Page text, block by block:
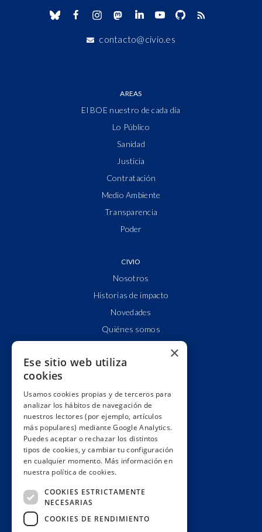
contacto@civio.es
AREAS
El BOE nuestro de cada día
Lo Público
Sanidad
Justicia
Contratación
Medio Ambiente
Transparencia
Poder
CIVIO
Nosotros
Historias de impacto
Novedades
Quiénes somos
Alianzas y redes
Impacto
Premios
Formación
Código ético
Re-publica
Muro de donantes
×
Ese sitio web utiliza
cookies
Usamos cookies propias y de terceros para
analizar los hábitos de navegación de
nuestros lectores (por ejemplo, artículos
más populares) mediante Google Analytics.
Puedes aceptar o rechazar los distintos
tipos de cookies, y cambiar tu configuración
en cualquier momento. Más información en
nuestra política de cookies.
COOKIES ESTRICTAMENTE
NECESARIAS
COOKIES DE RENDIMIENTO